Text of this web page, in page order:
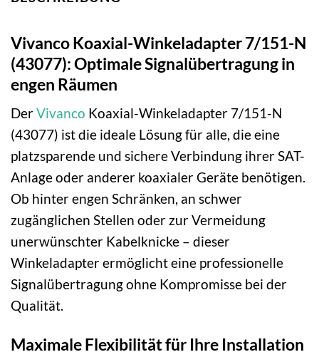
Vivanco Koaxial-Winkeladapter 7/151-N
(43077): Optimale Signalübertragung in
engen Räumen
DerVivanco Koaxial-Winkeladapter 7/151-N
(43077) ist die ideale Lösung für alle, die eine
platzsparende und sichere Verbindung ihrer SAT-
Anlage oder anderer koaxialer Geräte benötigen.
Ob hinter engen Schränken, an schwer
zugänglichen Stellen oder zur Vermeidung
unerwünschter Kabelknicke – dieser
Winkeladapter ermöglicht eine professionelle
Signalübertragung ohne Kompromisse bei der
Qualität.
Maximale Flexibilität für Ihre Installation